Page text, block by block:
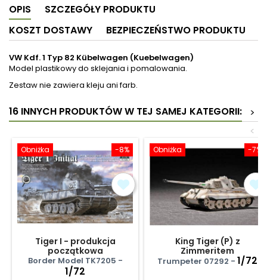
OPIS
SZCZEGÓŁY PRODUKTU
KOSZT DOSTAWY
BEZPIECZEŃSTWO PRODUKTU
VW Kdf. 1 Typ 82 Kübelwagen (Kuebelwagen)
Model plastikowy do sklejania i pomalowania.
Zestaw nie zawiera kleju ani farb.
16 INNYCH PRODUKTÓW W TEJ SAMEJ KATEGORII:
>
<
-8%
Obniżka
Tiger I - produkcja
początkowa
Border Model TK7205 -
1/72
-7%
Obniżka
King Tiger (P) z
Zimmeritem
Trumpeter 07292 - 1/72